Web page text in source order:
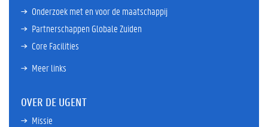
Onderzoek met en voor de maatschappij
Partnerschappen Globale Zuiden
Core Facilities
Meer links
OVER DE UGENT
Missie